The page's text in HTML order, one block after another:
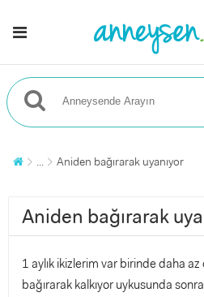
... Aniden bağırarak uyanıyor
Aniden bağırarak
1 aylık ikizlerim var birinde daha
bağırarak kalkıyor uykusunda